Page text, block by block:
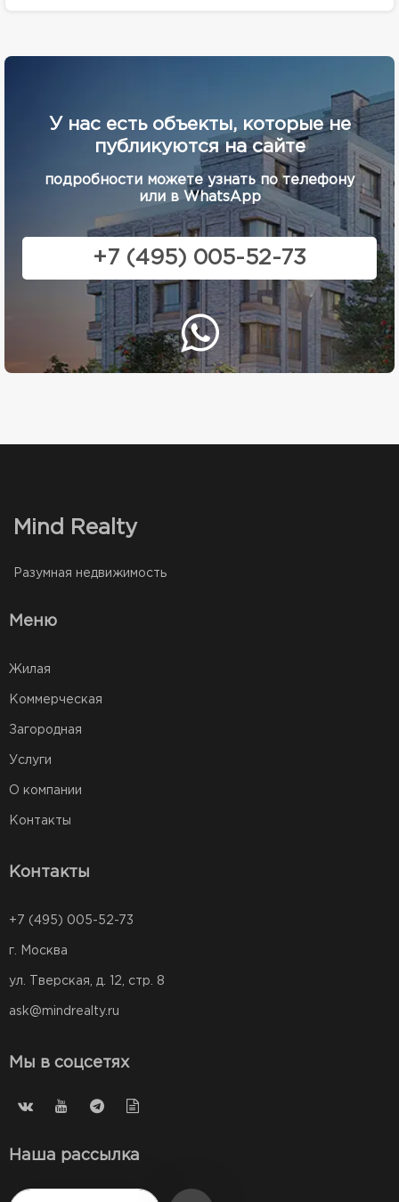
У нас есть объекты, которые не
публикуются на сайте
подробности можете узнать по телефону
или в WhatsApp
+7 (495) 005-52-73
Mind Realty
Разумная недвижимость
Меню
Жилая
Коммерческая
Загородная
Услуги
О компании
Контакты
Контакты
+7 (495) 005-52-73
г. Москва
ул. Тверская, д. 12, стр. 8
ask@mindrealty.ru
Мы в соцсетях
Наша рассылка